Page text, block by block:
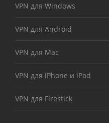
VPN для Windows
VPN для Android
VPN для Mac
VPN для iPhone и iPad
VPN для Firestick